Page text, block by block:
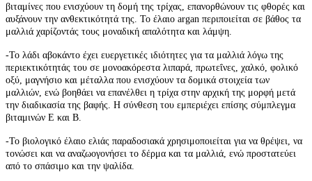
βιταμίνες που ενισχύουν τη δομή της τρίχας, επανορθώνουν τις φθορές και
αυξάνουν την ανθεκτικότητά της. Το έλαιο argan περιποιείται σε βάθος τα
μαλλιά χαρίζοντάς τους μοναδική απαλότητα και λάμψη.
-Το λάδι αβοκάντο έχει ευεργετικές ιδιότητες για τα μαλλιά λόγω της
περιεκτικότητάς του σε μονοακόρεστα λιπαρά, πρωτεΐνες, χαλκό, φολικό
οξύ, μαγνήσιο και μέταλλα που ενισχύουν τα δομικά στοιχεία των
μαλλιών, ενώ βοηθάει να επανέλθει η τρίχα στην αρχική της μορφή μετά
την διαδικασία της βαφής. Η σύνθεση του εμπεριέχει επίσης σύμπλεγμα
βιταμινών Ε και Β.
-Το βιολογικό έλαιο ελιάς παραδοσιακά χρησιμοποιείται για να θρέψει, να
τονώσει και να αναζωογονήσει το δέρμα και τα μαλλιά, ενώ προστατεύει
από το σπάσιμο και την ψαλίδα.